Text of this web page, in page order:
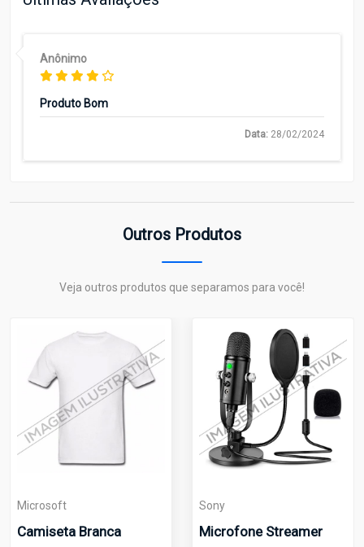
Anônimo
Produto Bom
Data: 28/02/2024
Outros Produtos
Veja outros produtos que separamos para você!
Branca Microfone Streamer